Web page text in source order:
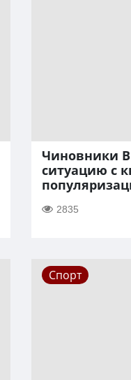
Чиновники
ситуацию с
2835
Спорт